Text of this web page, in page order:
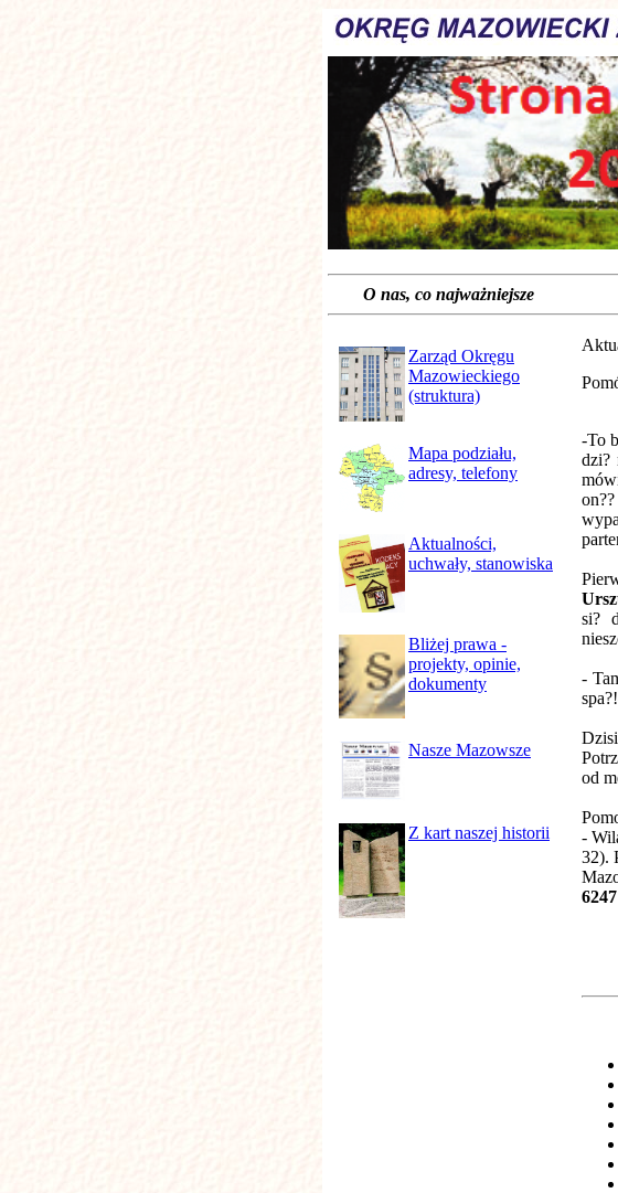
O nas, co najważniejsze
Zarząd Okręgu
Mazowieckiego
(struktura)
Mapa podziału,
adresy, telefony
Aktualności,
uchwały, stanowiska
Bliżej prawa -
projekty, opinie,
dokumenty
Nasze Mazowsze
Z kart naszej historii
-To
dzi?
si?
-
od
-
32).